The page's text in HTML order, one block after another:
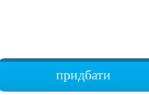
придбати